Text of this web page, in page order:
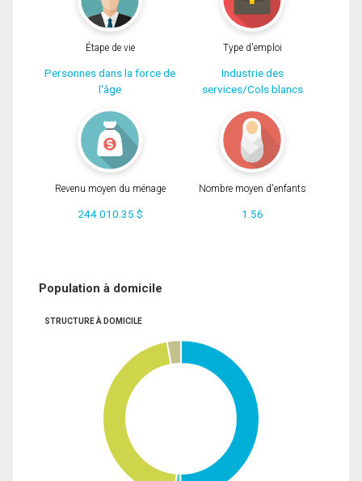
Étape de vie
Personnes dans la force de
l'âge
Type d'emploi
Industrie des
services/Cols blancs
Revenu moyen du ménage
244 010.35 $
Nombre moyen d'enfants
1.56
Population à domicile
STRUCTURE À DOMICILE